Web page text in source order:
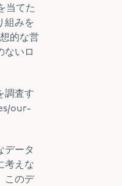
当てた
組みを
的な営
ないロ
調査す
our-
データ
考えな
このデ